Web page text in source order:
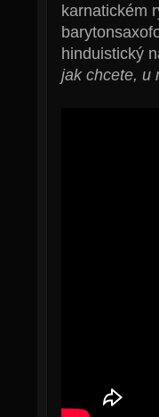
karnatickém
hinduistický
jak chcete, u